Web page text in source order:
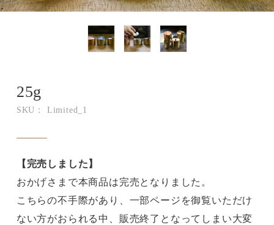
25g
SKU： Limited_1
【完売しました】
おかげさまで本商品は完売となりました。
こちらの不手際があり、一部ページを御覧いただけ
ない方がおられる中、販売終了となってしまい大変